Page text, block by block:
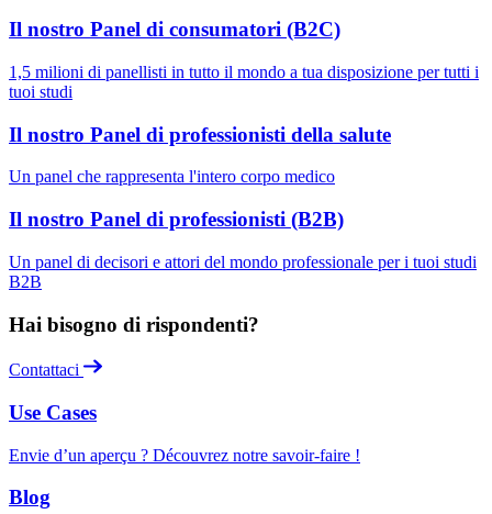
Il nostro Panel di consumatori (B2C)
1,5 milioni di panellisti in tutto il mondo a tua disposizione per tutti i
tuoi studi
Il nostro Panel di professionisti della salute
Un panel che rappresenta l'intero corpo medico
Il nostro Panel di professionisti (B2B)
Un panel di decisori e attori del mondo professionale per i tuoi studi
B2B
Hai bisogno di rispondenti?
Contattaci
Use Cases
Envie d’un aperçu ? Découvrez notre savoir-faire !
Blog